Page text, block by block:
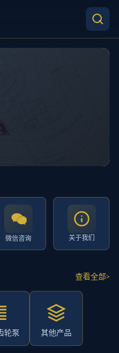
微信咨询 关于我们
查看全部
轮泵 其他产品